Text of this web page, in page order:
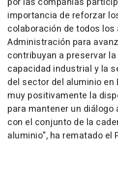
importancia de reforzar
colaboración de todos
Administración para
contribuyan a preservar
capacidad industrial y la
del sector del aluminio en
muy positivamente la
para mantener un
con el conjunto de la
aluminio", ha rematado el